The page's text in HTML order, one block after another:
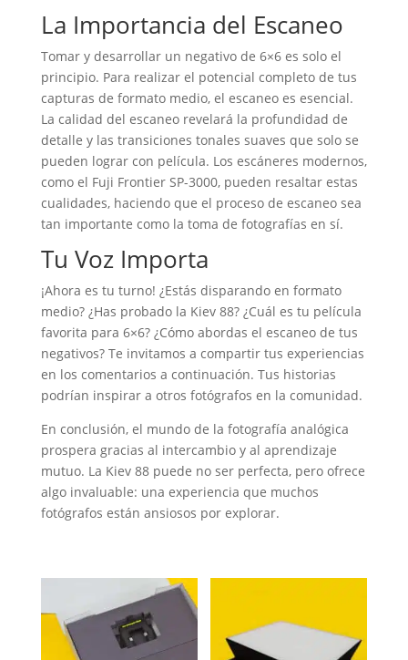
La Importancia del Escaneo
Tomar y desarrollar un negativo de 6×6 es solo el
principio. Para realizar el potencial completo de tus
capturas de formato medio, el escaneo es esencial.
La calidad del escaneo revelará la profundidad de
detalle y las transiciones tonales suaves que solo se
pueden lograr con película. Los escáneres modernos,
como el Fuji Frontier SP-3000, pueden resaltar estas
cualidades, haciendo que el proceso de escaneo sea
tan importante como la toma de fotografías en sí.
Tu Voz Importa
¡Ahora es tu turno! ¿Estás disparando en formato
medio? ¿Has probado la Kiev 88? ¿Cuál es tu película
favorita para 6×6? ¿Cómo abordas el escaneo de tus
negativos? Te invitamos a compartir tus experiencias
en los comentarios a continuación. Tus historias
podrían inspirar a otros fotógrafos en la comunidad.
En conclusión, el mundo de la fotografía analógica
prospera gracias al intercambio y al aprendizaje
mutuo. La Kiev 88 puede no ser perfecta, pero ofrece
algo invaluable: una experiencia que muchos
fotógrafos están ansiosos por explorar.